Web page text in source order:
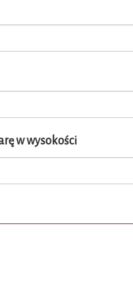
w wysokości